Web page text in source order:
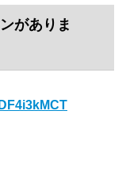
がありま